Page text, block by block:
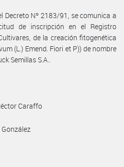
Decreto Nº 2183/91, se comunica a
de inscripción en el Registro
de la creación fitogenética
(L.) Emend. Fiori et P)) de nombre
Semillas S.A..
Caraffo